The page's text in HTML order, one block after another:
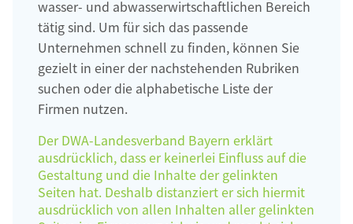
wasser- und abwasserwirtschaftlichen Bereich
tätig sind. Um für sich das passende
Unternehmen schnell zu finden, können Sie
gezielt in einer der nachstehenden Rubriken
suchen oder die alphabetische Liste der
Firmen nutzen.
Der DWA-Landesverband Bayern erklärt
ausdrücklich, dass er keinerlei Einfluss auf die
Gestaltung und die Inhalte der gelinkten
Seiten hat. Deshalb distanziert er sich hiermit
ausdrücklich von allen Inhalten aller gelinkten